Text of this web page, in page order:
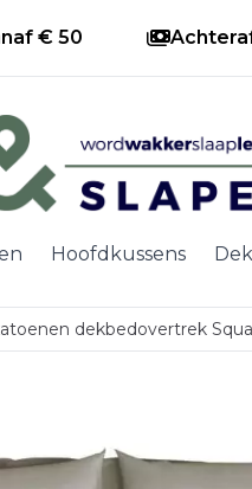
€ 50
Hoofdkussens
dekbedovertrek